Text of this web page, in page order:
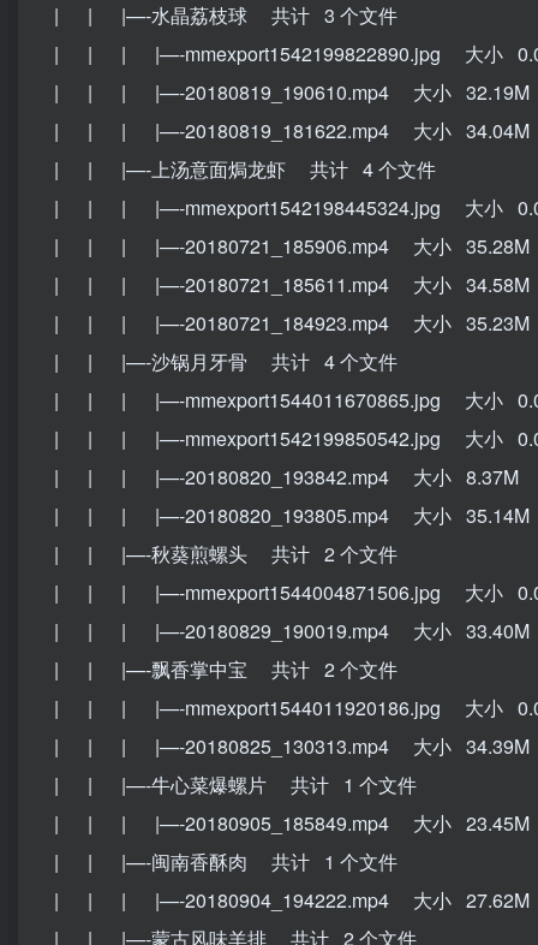
| | |—-水晶荔枝球 共计 3 个文件
| | | |—-mmexport1542199822890.jpg 大小
| | | |—-20180819_190610.mp4 大小 32.19M
| | | |—-20180819_181622.mp4 大小 34.04M
| | |—-上汤意面焗龙虾 共计 4 个文件
| | | |—-mmexport1542198445324.jpg 大小
| | | |—-20180721_185906.mp4 大小 35.28M
| | | |—-20180721_185611.mp4 大小 34.58M
| | | |—-20180721_184923.mp4 大小 35.23M
| | |—-沙锅月牙骨 共计 4 个文件
| | | |—-mmexport1544011670865.jpg 大小
| | | |—-mmexport1542199850542.jpg 大小
| | | |—-20180820_193842.mp4 大小 8.37M
| | | |—-20180820_193805.mp4 大小 35.14M
| | |—-秋葵煎螺头 共计 2 个文件
| | | |—-mmexport1544004871506.jpg 大小
| | | |—-20180829_190019.mp4 大小 33.40M
| | |—-飘香掌中宝 共计 2 个文件
| | | |—-mmexport1544011920186.jpg 大小
| | | |—-20180825_130313.mp4 大小 34.39M
| | |—-牛心菜爆螺片 共计 1 个文件
| | | |—-20180905_185849.mp4 大小 23.45M
| | |—-闽南香酥肉 共计 1 个文件
| | | |—-20180904_194222.mp4 大小 27.62M
| | |—-蒙古风味羊排 共计 2 个文件